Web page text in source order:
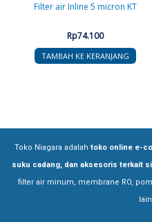
Filter air Inline 5 micron KT
Rp74.100
TAMBAH KE KERANJANG
Toko Niagara adalah toko online e-
suku cadang, dan aksesoris terkait
filter air minum, membrane RO,